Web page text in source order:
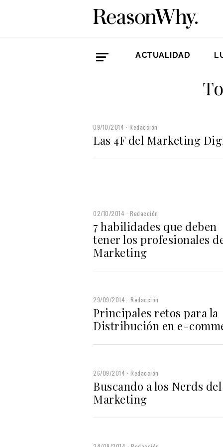
ACTUALIDAD
09/10/2014 Redacción
Las 4F del Marketing
02/10/2014 Redacción
7 habilidades que deben
tener los profesionales
Marketing
29/09/2014 Redacción
Principales retos para la
Distribución en e-
26/09/2014 Redacción
Buscando a los Nerds del
Marketing